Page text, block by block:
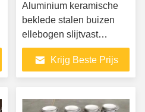
Aluminium keramische
beklede stalen buizen
ellebogen slijtvast
maatwerk
Krijg Beste Prijs